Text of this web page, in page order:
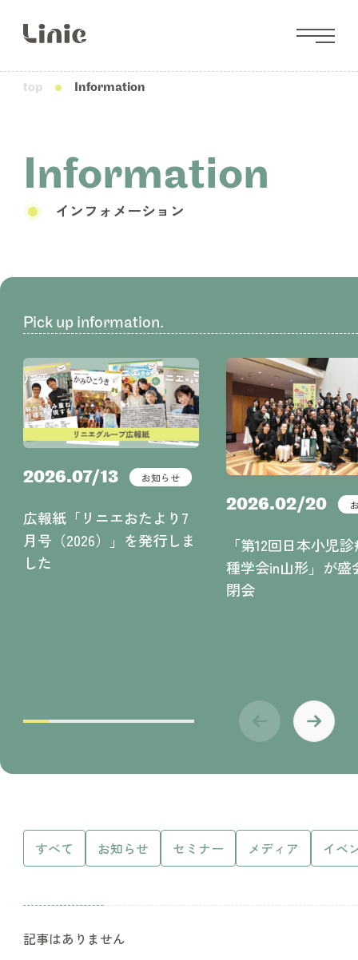
top Information
Information
インフォメーション
Pick up information.
2026.07/13 お知らせ
広報紙「リニエおたより7
月号（2026）」を発行しま
した
2026.02/20
「第12回日本小児
種学会in山形」が盛
閉会
すべて お知らせ セミナー メディア イベ
記事はありません